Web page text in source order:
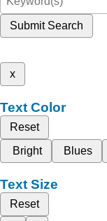
Submit Search
x
Text Color
Reset
Bright
Blues
Text Size
Reset